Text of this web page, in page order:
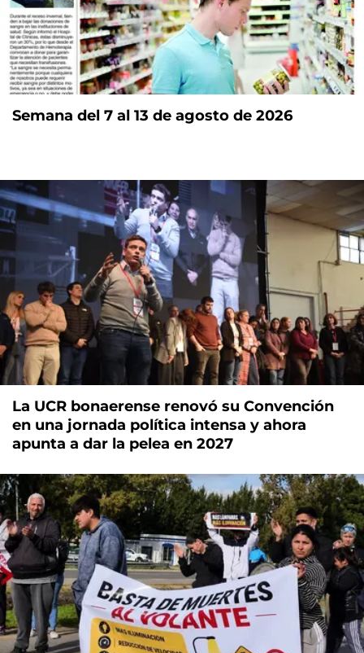
Semana del 7 al 13 de agosto de 2026
La UCR bonaerense renovó su Convención
en una jornada política intensa y ahora
apunta a dar la pelea en 2027